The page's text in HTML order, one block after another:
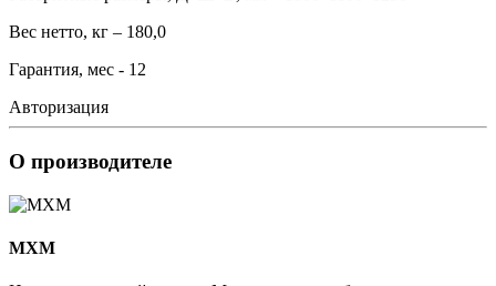
Вес нетто, кг – 180,0
Гарантия, мес - 12
Авторизация
О производителе
MXM